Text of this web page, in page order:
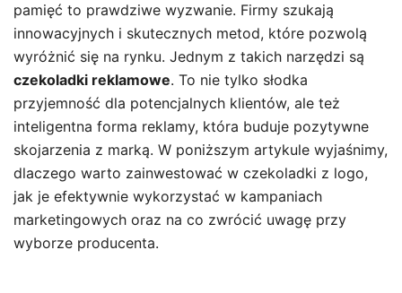
pamięć to prawdziwe wyzwanie. Firmy szukają
innowacyjnych i skutecznych metod, które pozwolą
wyróżnić się na rynku. Jednym z takich narzędzi są
czekoladki reklamowe. To nie tylko słodka
przyjemność dla potencjalnych klientów, ale też
inteligentna forma reklamy, która buduje pozytywne
skojarzenia z marką. W poniższym artykule wyjaśnimy,
dlaczego warto zainwestować w czekoladki z logo,
jak je efektywnie wykorzystać w kampaniach
marketingowych oraz na co zwrócić uwagę przy
wyborze producenta.